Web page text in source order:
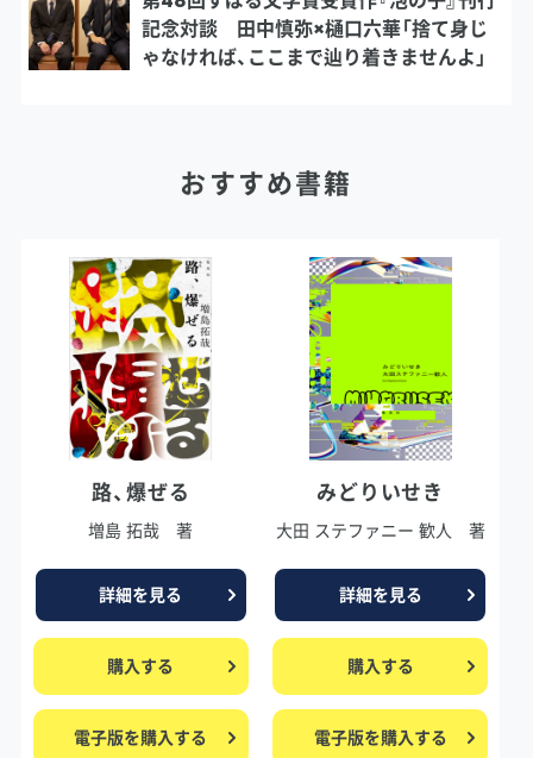
記念対談 田中慎弥×樋口六華「捨て身じ
ゃなければ、ここまで辿り着きませんよ」
おすすめ書籍
路、爆ぜる
増島 拓哉 著
詳細を見る
購入する
電子版を購入する
みどりいせき
大田 ステファニー 歓人 著
詳細を見る
購入する
電子版を購入する